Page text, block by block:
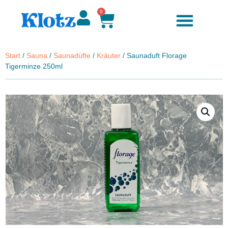
0
Start / Sauna / Saunadüfte / Kräuter / Saunaduft Florage
Tigerminze 250ml